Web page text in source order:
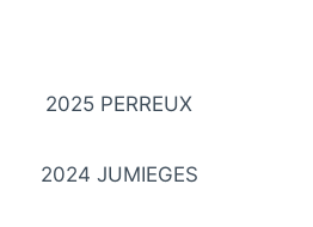
2025 PERREUX
2024 JUMIEGES